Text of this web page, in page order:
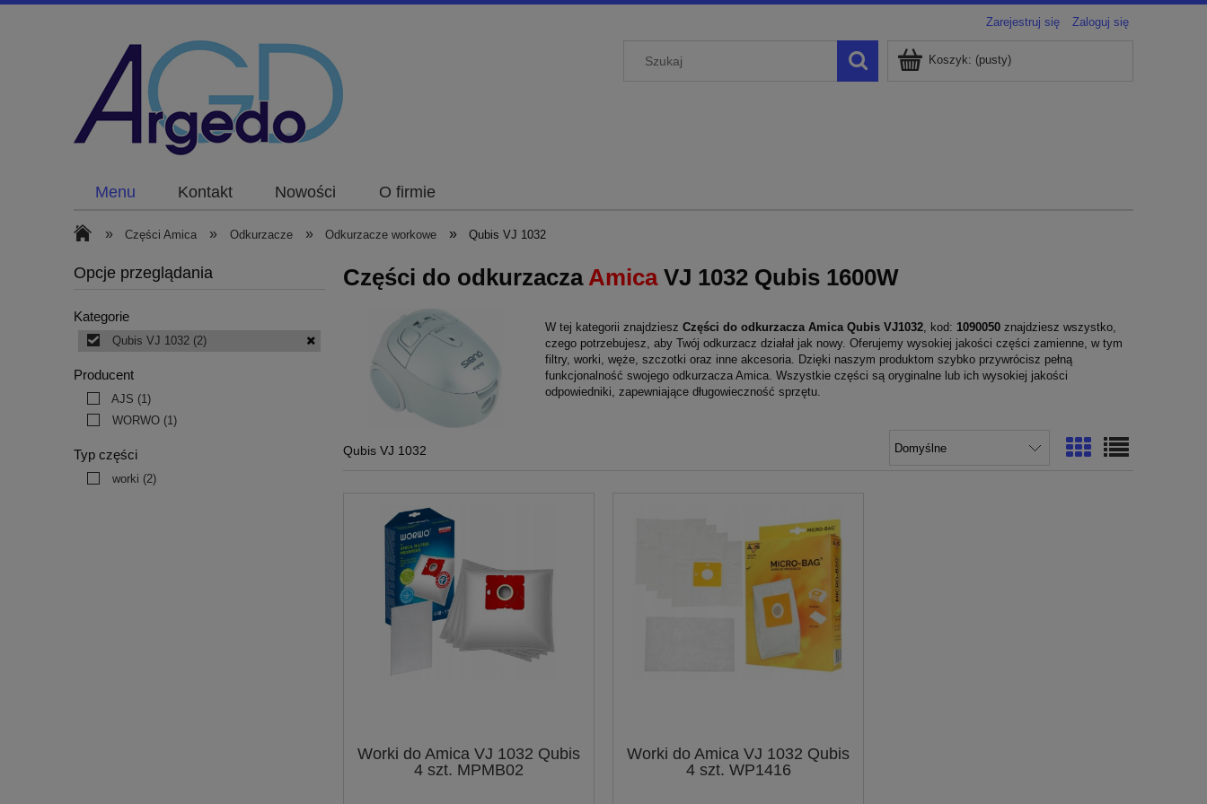
Zarejestruj się Zaloguj się
Koszyk: (pusty)
Menu Kontakt Nowości O firmie
» Części Amica » Odkurzacze » Odkurzacze workowe » Qubis VJ 1032
Opcje przeglądania
Kategorie
Qubis VJ 1032 (2)
Producent
AJS (1)
WORWO (1)
Typ części
worki (2)
Części do odkurzacza Amica VJ 1032 Qubis 1600W
W tej kategorii znajdziesz Części do odkurzacza Amica Qubis VJ1032, kod: 1090050znajdziesz wszystko,
czego potrzebujesz, aby Twój odkurzacz działał jak nowy. Oferujemy wysokiej jakości części zamienne, w tym
filtry, worki, węże, szczotki oraz inne akcesoria. Dzięki naszym produktom szybko przywrócisz pełną
funkcjonalność swojego odkurzacza Amica. Wszystkie części są oryginalne lub ich wysokiej jakości
odpowiedniki, zapewniające długowieczność sprzętu.
Qubis VJ 1032
Worki do Amica VJ 1032 Qubis
4 szt. MPMB02
Worki do Amica VJ 1032 Qubis
4 szt. WP1416